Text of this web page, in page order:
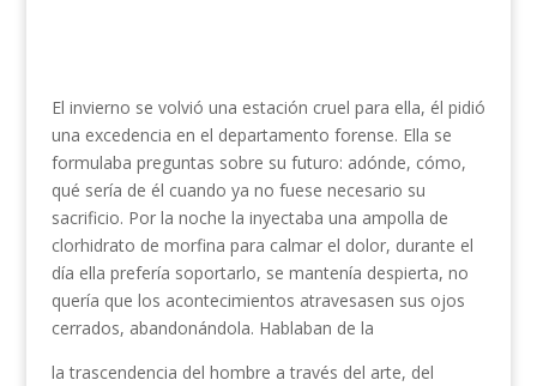
El invierno se volvió una estación cruel para ella, él pidió
una excedencia en el departamento forense. Ella se
formulaba preguntas sobre su futuro: adónde, cómo,
qué sería de él cuando ya no fuese necesario su
sacrificio. Por la noche la inyectaba una ampolla de
clorhidrato de morfina para calmar el dolor, durante el
día ella prefería soportarlo, se mantenía despierta, no
quería que los acontecimientos atravesasen sus ojos
cerrados, abandonándola. Hablaban de la
la trascendencia del hombre a través del arte, del